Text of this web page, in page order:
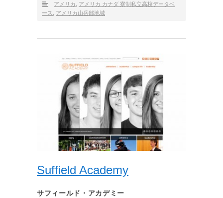
アメリカ
アメリカ カナダ 寮制私立高校データベ
ース
アメリカ山岳部地域
Suffield Academy
サフィールド・アカデミー